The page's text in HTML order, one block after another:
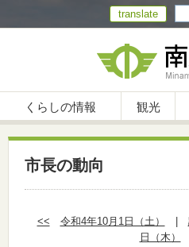
translate
くらしの情報 観光
市長の動向
<< 令和4年10月1日（土）
日（木）